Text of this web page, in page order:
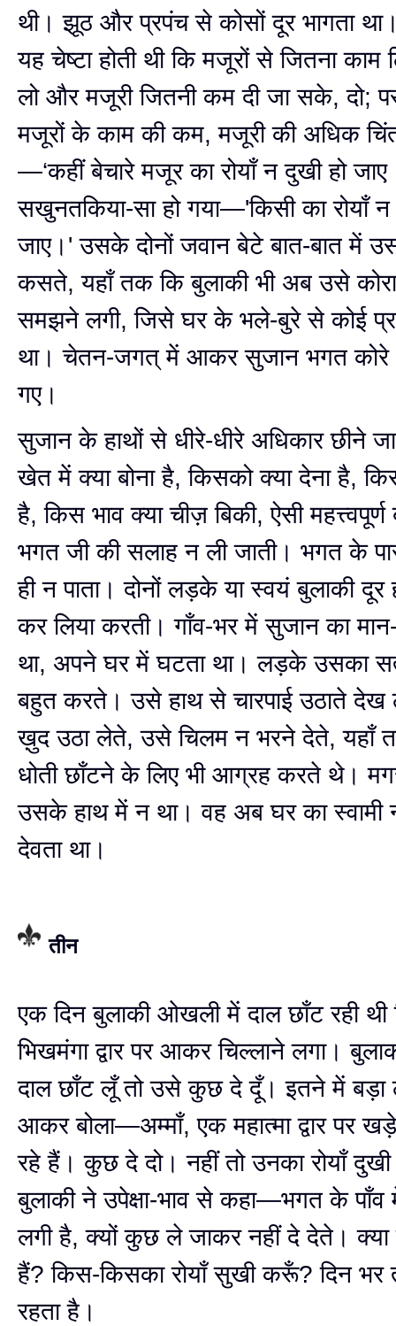
थी। झूठ और प्रपंच से कोसों दूर भागता
यह चेष्टा होती थी कि मजूरों से जितना काम
लो और मजूरी जितनी कम दी जा सके, दो;
मजूरों के काम की कम, मजूरी की अधिक
—‘कहीं बेचारे मजूर का रोयाँ न दुखी हो
सखुनतकिया-सा हो गया—'किसी का रोयाँ न
जाए।' उसके दोनों जवान बेटे बात-बात में
कसते, यहाँ तक कि बुलाकी भी अब उसे
समझने लगी, जिसे घर के भले-बुरे से कोई
था। चेतन-जगत् में आकर सुजान भगत कोरे
गए।
सुजान के हाथों से धीरे-धीरे अधिकार छीने
खेत में क्या बोना है, किसको क्या देना है,
है, किस भाव क्या चीज़ बिकी, ऐसी महत्त्वपूर्ण
भगत जी की सलाह न ली जाती। भगत के
ही न पाता। दोनों लड़के या स्वयं बुलाकी दूर
कर लिया करती। गाँव-भर में सुजान का
था, अपने घर में घटता था। लड़के उसका
बहुत करते। उसे हाथ से चारपाई उठाते
ख़ुद उठा लेते, उसे चिलम न भरने देते, यहाँ
धोती छाँटने के लिए भी आग्रह करते थे।
उसके हाथ में न था। वह अब घर का स्वामी
देवता था।
तीन
एक दिन बुलाकी ओखली में दाल छाँट रही
भिखमंगा द्वार पर आकर चिल्लाने लगा।
दाल छाँट लूँ तो उसे कुछ दे दूँ। इतने में बड़ा
आकर बोला—अम्माँ, एक महात्मा द्वार पर
रहे हैं। कुछ दे दो। नहीं तो उनका रोयाँ दुखी
बुलाकी ने उपेक्षा-भाव से कहा—भगत के पाँव
लगी है, क्यों कुछ ले जाकर नहीं दे देते। क्या
हैं? किस-किसका रोयाँ सुखी करूँ? दिन भर
रहता है।